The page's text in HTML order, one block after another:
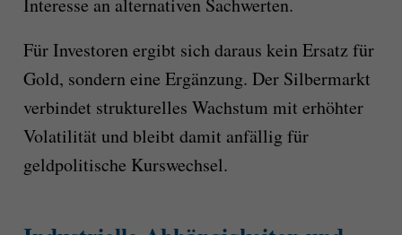
Interesse an alternativen Sachwerten.
Für Investoren ergibt sich daraus kein Ersatz für
Gold, sondern eine Ergänzung. Der Silbermarkt
verbindet strukturelles Wachstum mit erhöhter
Volatilität und bleibt damit anfällig für
geldpolitische Kurswechsel.